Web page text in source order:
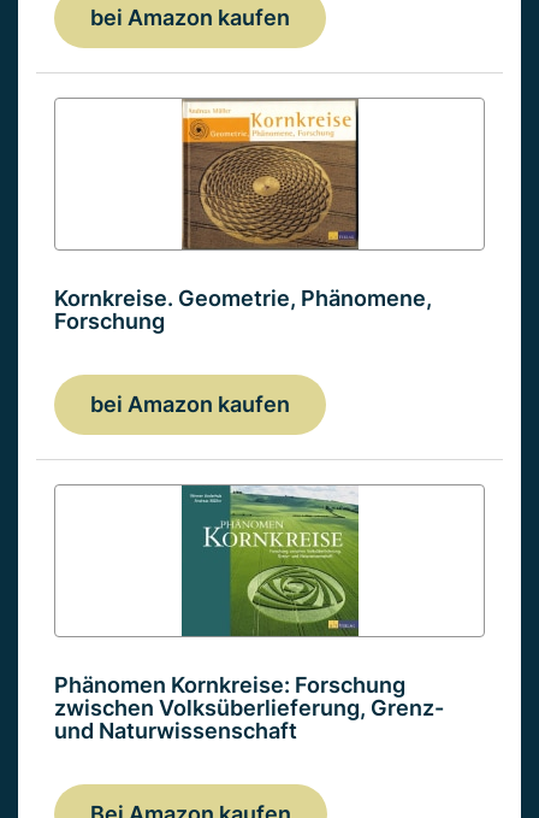
bei Amazon kaufen
Kornkreise. Geometrie, Phänomene,
Forschung
bei Amazon kaufen
Phänomen Kornkreise: Forschung
zwischen Volksüberlieferung, Grenz-
und Naturwissenschaft